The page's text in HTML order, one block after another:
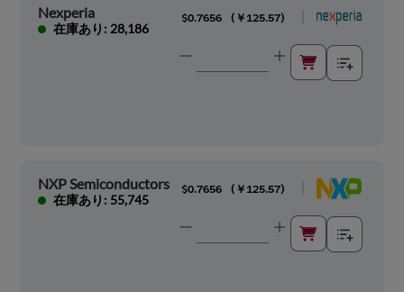
Nexperia
在庫あり: 28,186
$0.7656 ( ￥125.57)
NXP Semiconductors
在庫あり: 55,745
$0.7656 ( ￥125.57)